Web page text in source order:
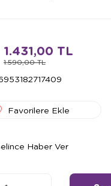
1.590,00 TL
1.431,00 TL
Favorilere Ekle
Haber Ver